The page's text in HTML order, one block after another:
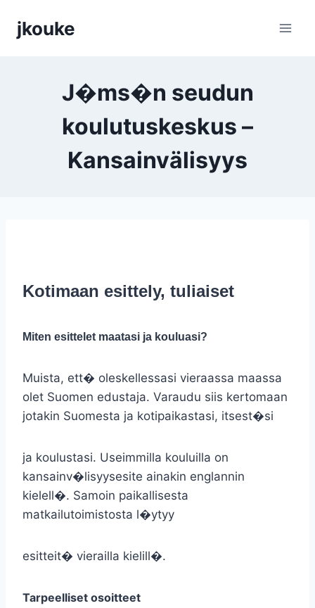
sisältöön
jkouke
J�ms�n seudun
koulutuskeskus –
Kansainvälisyys
Kotimaan esittely, tuliaiset
Miten esittelet maatasi ja kouluasi?
Muista, ett� oleskellessasi vieraassa maassa
olet Suomen edustaja. Varaudu siis kertomaan
jotakin Suomesta ja kotipaikastasi, itsest�si
ja koulustasi. Useimmilla kouluilla on
kansainv�lisyysesite ainakin englannin
kielell�. Samoin paikallisesta
matkailutoimistosta l�ytyy
esitteit� vierailla kielill�.
Tarpeelliset osoitteet